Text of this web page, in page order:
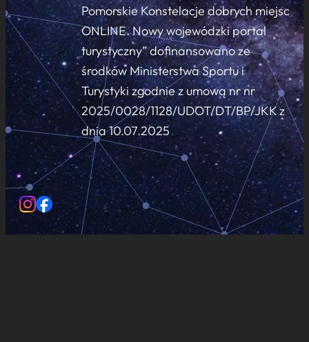
Pomorskie Konstelacje dobrych miejsc
ONLINE. Nowy wojewódzki portal
turystyczny” dofinansowano ze
środków Ministerstwa Sportu i
Turystyki zgodnie z umową nr nr
2025/0028/1128/UDOT/DT/BP/JKK z
dnia 10.07.2025